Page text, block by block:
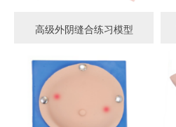
高级外阴缝合练习模型